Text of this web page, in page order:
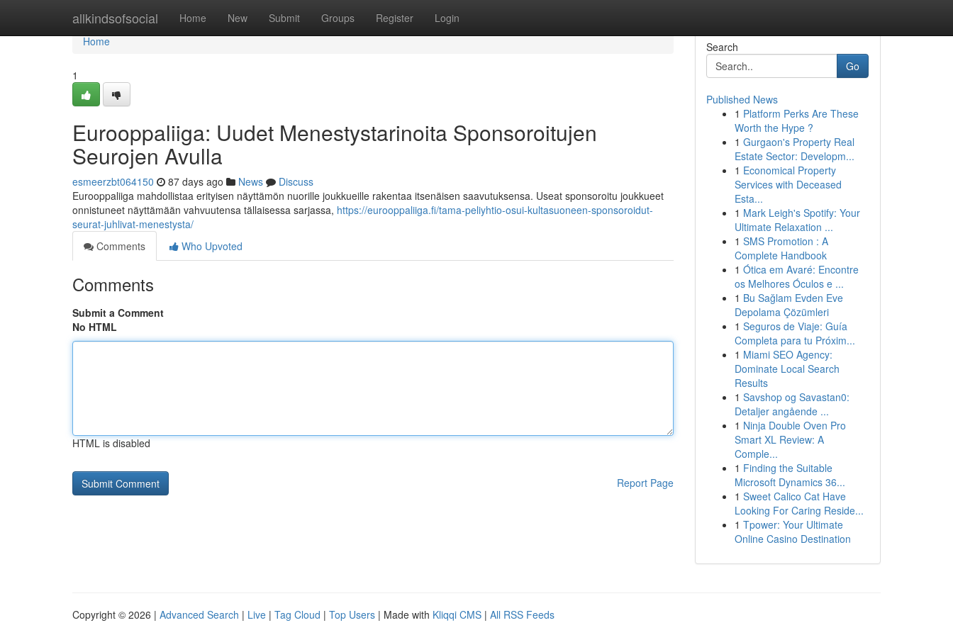
allkindsofsocial Home New Submit Groups Register Login
Home
Home
1
Eurooppaliiga: Uudet Menestystarinoita Sponsoroitujen
Seurojen Avulla
esmeerzbt064150 87 days ago News
Discuss
Eurooppaliiga mahdollistaa erityisen näyttämön nuorille joukkueille rakentaa itsenäisen saavutuksensa. Useat sponsoroitu joukkueet
onnistuneet näyttämään vahvuutensa tällaisessa sarjassa, https://eurooppaliiga.fi/tama-peliyhtio-osui-kultasuoneen-sponsoroidut-
seurat-juhlivat-menestysta/
Comments
Who Upvoted
Comments
Submit a Comment
No HTML
HTML is disabled
Report Page
Search
Go
Published News
1 Platform Perks Are These
Worth the Hype ?
1 Gurgaon's Property Real
Estate Sector: Developm...
1 Economical Property
Services with Deceased
Esta...
1 Mark Leigh's Spotify: Your
Ultimate Relaxation ...
1 SMS Promotion : A
Complete Handbook
1 Ótica em Avaré: Encontre
os Melhores Óculos e ...
1 Bu Sağlam Evden Eve
Depolama Çözümleri
1 Seguros de Viaje: Guía
Completa para tu Próxim...
1 Miami SEO Agency:
Dominate Local Search
Results
1 Savshop og Savastan0:
Detaljer angående ...
1 Ninja Double Oven Pro
Smart XL Review: A
Comple...
1 Finding the Suitable
Microsoft Dynamics 36...
1 Sweet Calico Cat Have
Looking For Caring Reside...
1 Tpower: Your Ultimate
Online Casino Destination
Copyright © 2026 | Advanced Search | Live | Tag Cloud | Top Users | Made with Kliqqi CMS | All RSS Feeds